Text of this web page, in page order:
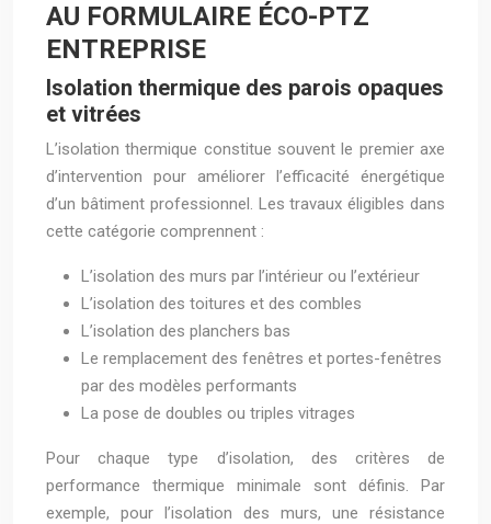
AU FORMULAIRE ÉCO-PTZ
ENTREPRISE
Isolation thermique des parois opaques
et vitrées
L’isolation thermique constitue souvent le premier axe
d’intervention pour améliorer l’efficacité énergétique
d’un bâtiment professionnel. Les travaux éligibles dans
cette catégorie comprennent :
L’isolation des murs par l’intérieur ou l’extérieur
L’isolation des toitures et des combles
L’isolation des planchers bas
Le remplacement des fenêtres et portes-fenêtres
par des modèles performants
La pose de doubles ou triples vitrages
Pour chaque type d’isolation, des critères de
performance thermique minimale sont définis. Par
exemple, pour l’isolation des murs, une résistance